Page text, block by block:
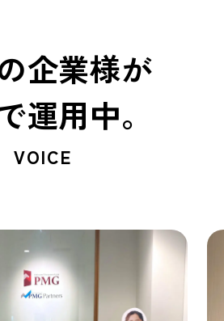
企業様が
運用中。
VOICE